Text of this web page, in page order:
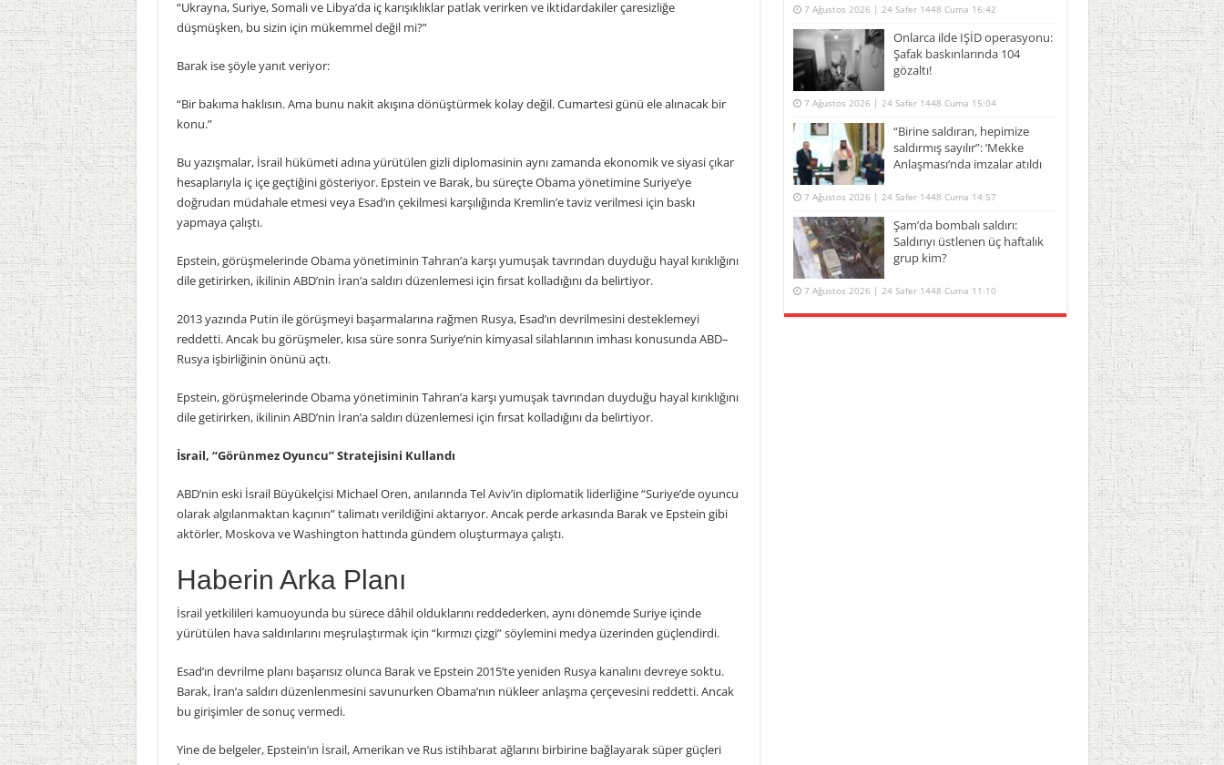
“Ukrayna, Suriye, Somali ve Libya’da iç karışıklıklar patlak verirken ve iktidardakiler çaresizliğe
düşmüşken, bu sizin için mükemmel değil mi?”
Barak ise şöyle yanıt veriyor:
“Bir bakıma haklısın. Ama bunu nakit akışına dönüştürmek kolay değil. Cumartesi günü ele alınacak bir
konu.”
Bu yazışmalar, İsrail hükümeti adına yürütülen gizli diplomasinin aynı zamanda ekonomik ve siyasi çıkar
hesaplarıyla iç içe geçtiğini gösteriyor. Epstein ve Barak, bu süreçte Obama yönetimine Suriye’ye
doğrudan müdahale etmesi veya Esad’ın çekilmesi karşılığında Kremlin’e taviz verilmesi için baskı
yapmaya çalıştı.
Epstein, görüşmelerinde Obama yönetiminin Tahran’a karşı yumuşak tavrından duyduğu hayal kırıklığını
dile getirirken, ikilinin ABD’nin İran’a saldırı düzenlemesi için fırsat kolladığını da belirtiyor.
2013 yazında Putin ile görüşmeyi başarmalarına rağmen Rusya, Esad’ın devrilmesini desteklemeyi
reddetti. Ancak bu görüşmeler, kısa süre sonra Suriye’nin kimyasal silahlarının imhası konusunda ABD–
Rusya işbirliğinin önünü açtı.
Epstein, görüşmelerinde Obama yönetiminin Tahran’a karşı yumuşak tavrından duyduğu hayal kırıklığını
dile getirirken, ikilinin ABD’nin İran’a saldırı düzenlemesi için fırsat kolladığını da belirtiyor.
İsrail, “Görünmez Oyuncu” Stratejisini Kullandı
ABD’nin eski İsrail Büyükelçisi Michael Oren, anılarında Tel Aviv’in diplomatik liderliğine “Suriye’de oyuncu
olarak algılanmaktan kaçının” talimatı verildiğini aktarıyor. Ancak perde arkasında Barak ve Epstein gibi
aktörler, Moskova ve Washington hattında gündem oluşturmaya çalıştı.
Haberin Arka Planı
İsrail yetkilileri kamuoyunda bu sürece dâhil olduklarını reddederken, aynı dönemde Suriye içinde
yürütülen hava saldırılarını meşrulaştırmak için “kırmızı çizgi” söylemini medya üzerinden güçlendirdi.
Esad’ın devrilme planı başarısız olunca Barak ve Epstein 2015’te yeniden Rusya kanalını devreye soktu.
Barak, İran’a saldırı düzenlenmesini savunurken Obama’nın nükleer anlaşma çerçevesini reddetti. Ancak
bu girişimler de sonuç vermedi.
Yine de belgeler, Epstein’ın İsrail, Amerikan ve Rus istihbarat ağlarını birbirine bağlayarak süper güçleri
7 Ağustos 2026 | 24 Safer 1448 Cuma 16:42
Onlarca ilde IŞİD operasyonu:
Şafak baskınlarında 104
gözaltı!
7 Ağustos 2026 | 24 Safer 1448 Cuma 15:04
“Birine saldıran, hepimize
saldırmış sayılır”: ‘Mekke
Anlaşması’nda imzalar atıldı
7 Ağustos 2026 | 24 Safer 1448 Cuma 14:57
Şam’da bombalı saldırı:
Saldırıyı üstlenen üç haftalık
grup kim?
7 Ağustos 2026 | 24 Safer 1448 Cuma 11:10